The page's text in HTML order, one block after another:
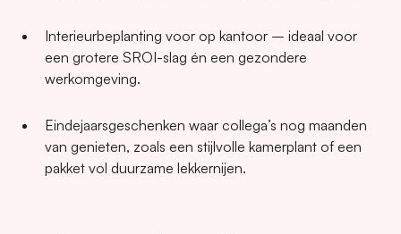
Interieurbeplanting voor op kantoor – ideaal voor
een grotere SROI-slag én een gezondere
werkomgeving.
Eindejaarsgeschenken waar collega’s nog maanden
van genieten, zoals een stijlvolle kamerplant of een
pakket vol duurzame lekkernijen.